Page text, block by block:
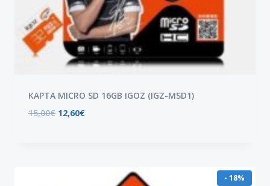
ΚΑΡΤΑ MICRO SD 16GB IGOZ (IGZ-MSD1)
15,00€ 12,60€
- 18%